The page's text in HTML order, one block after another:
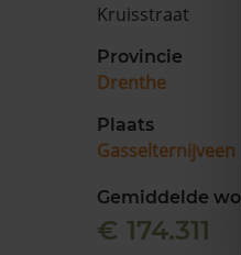
Kruisstraat
Provincie
Drenthe
Plaats
Gasselternijveen
Gemiddelde
€ 174.311